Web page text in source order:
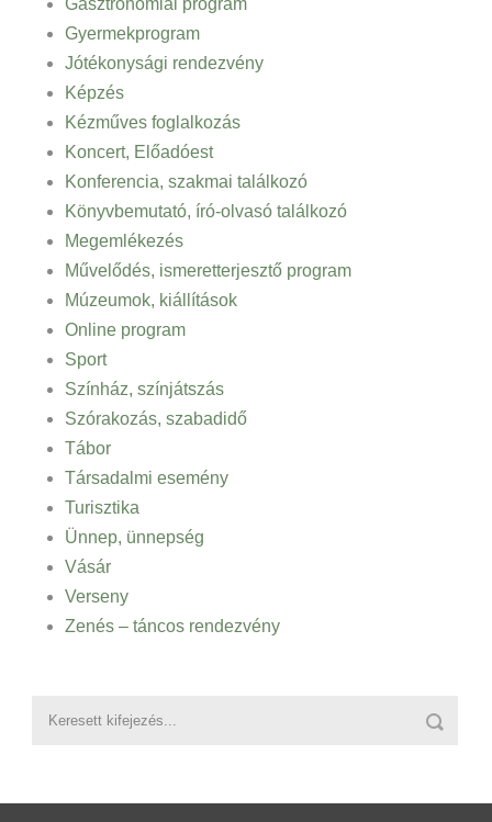
Gyermekprogram
Jótékonysági rendezvény
Képzés
Kézműves foglalkozás
Koncert, Előadóest
Konferencia, szakmai találkozó
Könyvbemutató, író-olvasó találkozó
Megemlékezés
Művelődés, ismeretterjesztő program
Múzeumok, kiállítások
Online program
Sport
Színház, színjátszás
Szórakozás, szabadidő
Tábor
Társadalmi esemény
Turisztika
Ünnep, ünnepség
Vásár
Verseny
Zenés – táncos rendezvény